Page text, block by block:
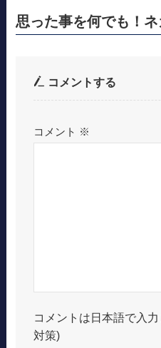
思った事を何でも！ネ
コメントする
コメント ※
コメントは日本語で入
対策)